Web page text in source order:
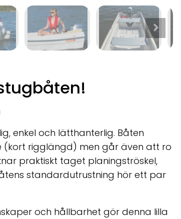
enkel och lätthanterlig. Båten
(kort rigglängd) men går även att ro
praktiskt taget planingströskel,
standardutrustning hör ett par
och hållbarhet gör denna lilla